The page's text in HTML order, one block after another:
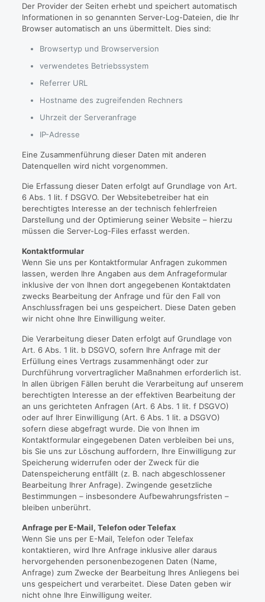
Der Provider der Seiten erhebt und speichert automatisch
Informationen in so genannten Server-Log-Dateien, die Ihr
Browser automatisch an uns übermittelt. Dies sind:
Browsertyp und Browserversion
verwendetes Betriebssystem
Referrer URL
Hostname des zugreifenden Rechners
Uhrzeit der Serveranfrage
IP-Adresse
Eine Zusammenführung dieser Daten mit anderen
Datenquellen wird nicht vorgenommen.
Die Erfassung dieser Daten erfolgt auf Grundlage von Art.
6 Abs. 1 lit. f DSGVO. Der Websitebetreiber hat ein
berechtigtes Interesse an der technisch fehlerfreien
Darstellung und der Optimierung seiner Website – hierzu
müssen die Server-Log-Files erfasst werden.
Kontaktformular
Wenn Sie uns per Kontaktformular Anfragen zukommen
lassen, werden Ihre Angaben aus dem Anfrageformular
inklusive der von Ihnen dort angegebenen Kontaktdaten
zwecks Bearbeitung der Anfrage und für den Fall von
Anschlussfragen bei uns gespeichert. Diese Daten geben
wir nicht ohne Ihre Einwilligung weiter.
Die Verarbeitung dieser Daten erfolgt auf Grundlage von
Art. 6 Abs. 1 lit. b DSGVO, sofern Ihre Anfrage mit der
Erfüllung eines Vertrags zusammenhängt oder zur
Durchführung vorvertraglicher Maßnahmen erforderlich ist.
In allen übrigen Fällen beruht die Verarbeitung auf unserem
berechtigten Interesse an der effektiven Bearbeitung der
an uns gerichteten Anfragen (Art. 6 Abs. 1 lit. f DSGVO)
oder auf Ihrer Einwilligung (Art. 6 Abs. 1 lit. a DSGVO)
sofern diese abgefragt wurde. Die von Ihnen im
Kontaktformular eingegebenen Daten verbleiben bei uns,
bis Sie uns zur Löschung auffordern, Ihre Einwilligung zur
Speicherung widerrufen oder der Zweck für die
Datenspeicherung entfällt (z. B. nach abgeschlossener
Bearbeitung Ihrer Anfrage). Zwingende gesetzliche
Bestimmungen – insbesondere Aufbewahrungsfristen –
bleiben unberührt.
Anfrage per E-Mail, Telefon oder Telefax
Wenn Sie uns per E-Mail, Telefon oder Telefax
kontaktieren, wird Ihre Anfrage inklusive aller daraus
hervorgehenden personenbezogenen Daten (Name,
Anfrage) zum Zwecke der Bearbeitung Ihres Anliegens bei
uns gespeichert und verarbeitet. Diese Daten geben wir
nicht ohne Ihre Einwilligung weiter.